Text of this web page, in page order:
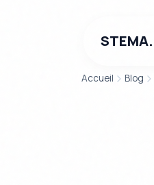
STEMA.
Accueil Blog